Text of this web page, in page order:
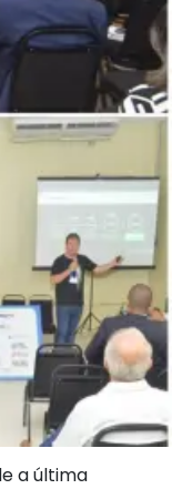
a última